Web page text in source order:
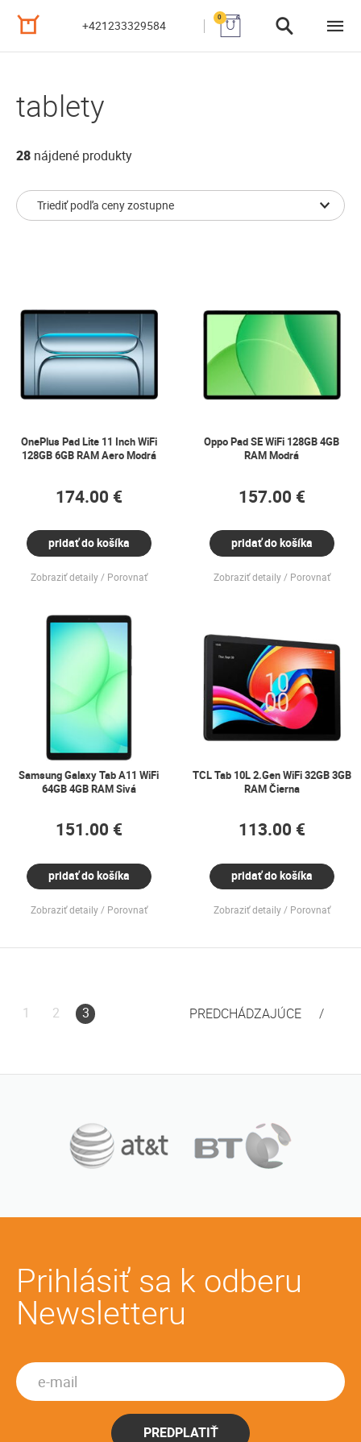
+421233329584
0
tablety
28 nájdené produkty
OnePlus Pad Lite 11 Inch WiFi
128GB 6GB RAM Aero Modrá
174.00 €
pridať do košíka
Zobraziť detaily Porovnať
Oppo Pad SE WiFi 128GB 4GB
RAM Modrá
157.00 €
pridať do košíka
Zobraziť detaily Porovnať
Samsung Galaxy Tab A11 WiFi
64GB 4GB RAM Sivá
151.00 €
pridať do košíka
Zobraziť detaily Porovnať
TCL Tab 10L 2.Gen WiFi 32GB 3GB
RAM Čierna
113.00 €
pridať do košíka
Zobraziť detaily Porovnať
1 2 3 PREDCHÁDZAJÚCE
Prihlásiť sa k odberu
Newsletteru
PREDPLATIŤ